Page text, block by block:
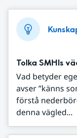
Tolka SMHIs
Vad betyder
avser ”känns
förstå
denna vägled...